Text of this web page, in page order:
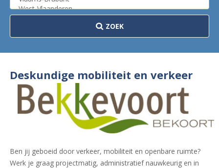
ZOEK
Deskundige mobiliteit en verkeer
Ben jij geboeid door verkeer, mobiliteit en openbare ruimte?
Werk je graag projectmatig, administratief nauwkeurig en in